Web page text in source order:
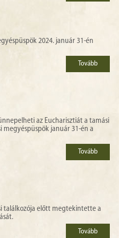
2024. január 31-én
Tovább
az Eucharisztiát a tamási
megyéspüspök január 31-én a
Tovább
találkozója előtt megtekintette a
Tovább